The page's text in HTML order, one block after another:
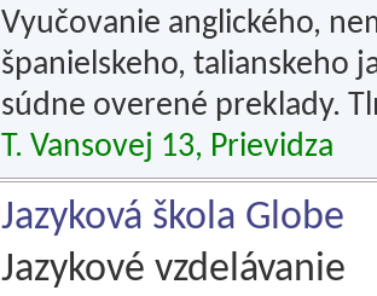
Vyučovanie anglického,
španielskeho, talianskeho
súdne overené preklady.
T. Vansovej 13, Prievidza
Jazyková škola Globe
Jazykové vzdelávanie